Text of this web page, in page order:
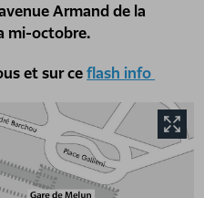
Armand de la
mi-octobre.
et sur ceflash info